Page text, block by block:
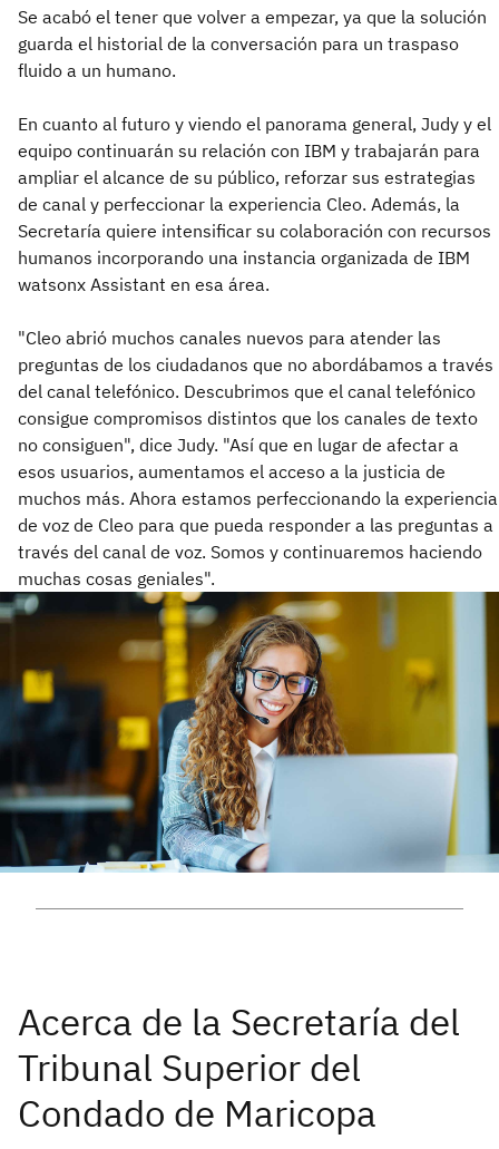
Se acabó el tener que volver a empezar, ya que la solución
guarda el historial de la conversación para un traspaso
fluido a un humano.
En cuanto al futuro y viendo el panorama general, Judy y el
equipo continuarán su relación con IBM y trabajarán para
ampliar el alcance de su público, reforzar sus estrategias
de canal y perfeccionar la experiencia Cleo. Además, la
Secretaría quiere intensificar su colaboración con recursos
humanos incorporando una instancia organizada de IBM
watsonx Assistant en esa área.
"Cleo abrió muchos canales nuevos para atender las
preguntas de los ciudadanos que no abordábamos a través
del canal telefónico. Descubrimos que el canal telefónico
consigue compromisos distintos que los canales de texto
no consiguen", dice Judy. "Así que en lugar de afectar a
esos usuarios, aumentamos el acceso a la justicia de
muchos más. Ahora estamos perfeccionando la experiencia
de voz de Cleo para que pueda responder a las preguntas a
través del canal de voz. Somos y continuaremos haciendo
muchas cosas geniales".